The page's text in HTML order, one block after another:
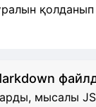
мысалы